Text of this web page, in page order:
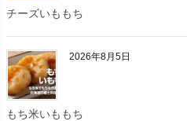
チーズいももち
2026年8月5日
もち米いももち